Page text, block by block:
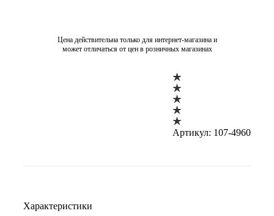
Цена действительна только для интернет-магазина и
может отличаться от цен в розничных магазинах
Артикул: 107-4960
Характеристики